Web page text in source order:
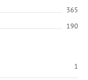
365
190
1